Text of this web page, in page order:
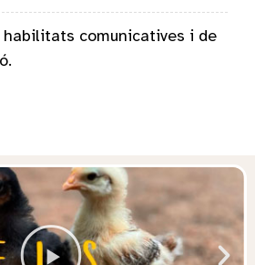
comunicatives i de